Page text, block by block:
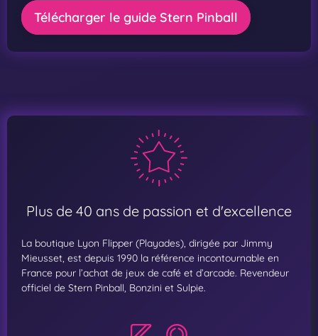
Télécharger le guide Stern Pinball
Plus de 40 ans de passion et d'excellence
La boutique Lyon Flipper (Playades), dirigée par Jimmy
Mieusset, est depuis 1990 la référence incontournable en
France pour l’achat de jeux de café et d’arcade. Revendeur
officiel de Stern Pinball, Bonzini et Sulpie.